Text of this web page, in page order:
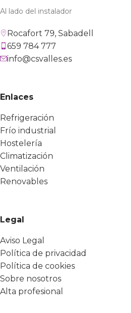
Al lado del instalador
Rocafort 79, Sabadell
659 784 777
info@csvalles.es
Enlaces
Refrigeración
Frío industrial
Hostelería
Climatización
Ventilación
Renovables
Legal
Aviso Legal
Política de privacidad
Política de cookies
Sobre nosotros
Alta profesional